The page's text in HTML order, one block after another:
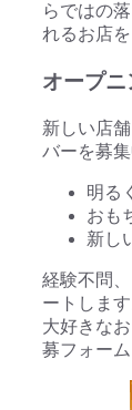
らではの
れるお店を
オープニ
新しい店
バーを募集
明る
おも
新し
経験不問
ートします
大好きな
募フォー